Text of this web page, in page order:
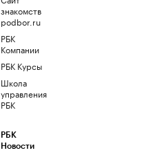
знакомств
podbor.ru
РБК
Компании
РБК Курсы
Школа
управления
РБК
РБК
Новости